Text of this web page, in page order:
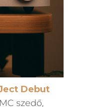
Debut
szedő,